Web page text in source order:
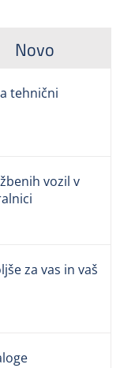
Novo
tehnični
vozil v
za vas in vaš